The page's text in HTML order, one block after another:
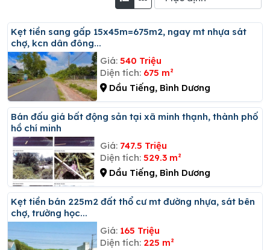
Kẹt tiền sang gấp 15x45m=675m2, ngay mt nhựa sát
chợ, kcn dân đông...
Giá: 540 Triệu
Diện tích: 675 m²
Dầu Tiếng, Bình Dương
Bán đấu giá bất động sản tại xã minh thạnh, thành phố
hồ chí minh
Giá: 747.5 Triệu
Diện tích: 529.3 m²
Dầu Tiếng, Bình Dương
Kẹt tiền bán 225m2 đất thổ cư mt đường nhựa, sát bên
chợ, trường học...
Giá: 165 Triệu
Diện tích: 225 m²